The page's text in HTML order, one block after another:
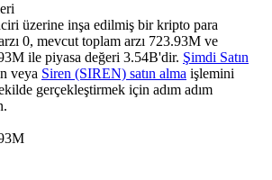
olarak kullanan vadeli işlemler
üzerine inşa edilmiş bir kripto para
0, mevcut toplam arzı 723.93M ve
ile piyasa değeri 3.54B'dir. Şimdi Satın
veya Siren (SIREN) satın alma işlemini
gerçekleştirmek için adım adım